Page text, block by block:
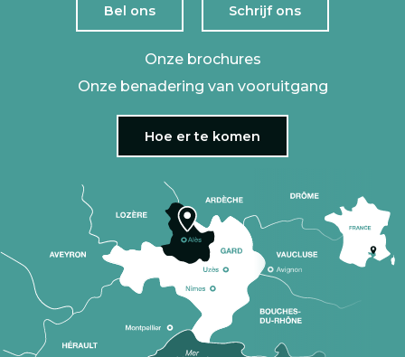
Bel ons Schrijf ons
Onze brochures
Onze benadering van vooruitgang
Hoe er te komen